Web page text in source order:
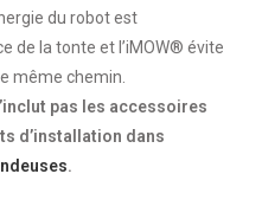
du robot est
de la tonte et l’iMOW® évite
même chemin.
pas les accessoires
d’installation dans
.